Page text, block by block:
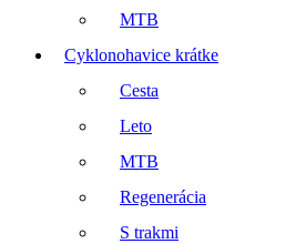
MTB
Cyklonohavice krátke
Cesta
Leto
MTB
Regenerácia
S trakmi